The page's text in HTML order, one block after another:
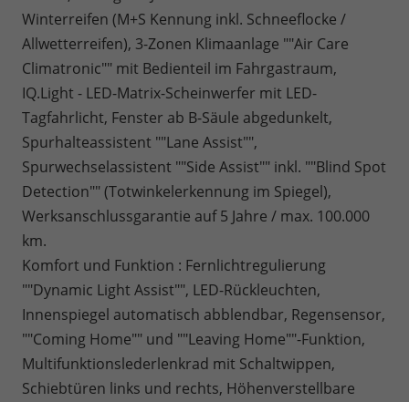
Winterreifen (M+S Kennung inkl. Schneeflocke /
Allwetterreifen), 3-Zonen Klimaanlage ""Air Care
Climatronic"" mit Bedienteil im Fahrgastraum,
IQ.Light - LED-Matrix-Scheinwerfer mit LED-
Tagfahrlicht, Fenster ab B-Säule abgedunkelt,
Spurhalteassistent ""Lane Assist"",
Spurwechselassistent ""Side Assist"" inkl. ""Blind Spot
Detection"" (Totwinkelerkennung im Spiegel),
Werksanschlussgarantie auf 5 Jahre / max. 100.000
km.
Komfort und Funktion : Fernlichtregulierung
""Dynamic Light Assist"", LED-Rückleuchten,
Innenspiegel automatisch abblendbar, Regensensor,
""Coming Home"" und ""Leaving Home""-Funktion,
Multifunktionslederlenkrad mit Schaltwippen,
Schiebtüren links und rechts, Höhenverstellbare